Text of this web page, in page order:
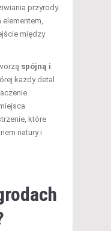
przyrody.
elementem,
między
spójną i
każdy detal
które
natury i